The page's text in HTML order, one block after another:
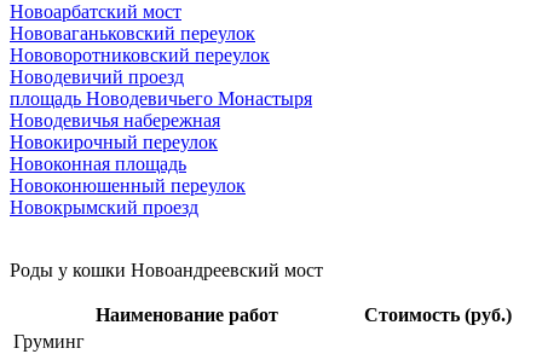
Новоарбатский мост
Нововаганьковский переулок
Нововоротниковский переулок
Новодевичий проезд
площадь Новодевичьего Монастыря
Новодевичья набережная
Новокирочный переулок
Новоконная площадь
Новоконюшенный переулок
Новокрымский проезд
Роды у кошки Новоандреевский мост
Наименование работ
Стоимость (руб.)
Груминг